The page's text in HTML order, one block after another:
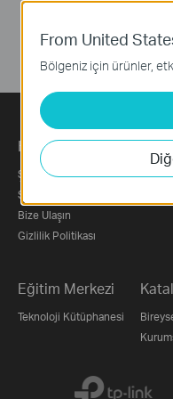
Hakkımızda
Şirket Profili
Sürdürülebilirlik
Bize Ulaşın
Gizlilik Politikası
Basın
Basın
Eğitim Merkezi
Teknoloji Kütüphanesi
From United
Bölgeniz için ürünler,